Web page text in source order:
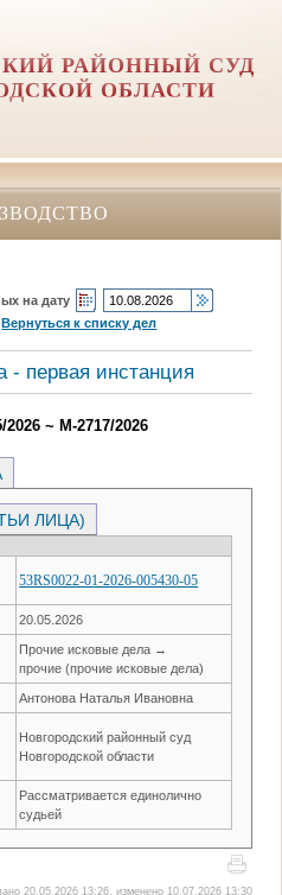
РАЙОННЫЙ СУД
ОБЛАСТИ
на дату
Вернуться к списку дел
- первая инстанция
~ М-2717/2026
ЛИЦА)
53RS0022-01-2026-005430-05
20.05.2026
Прочие исковые дела →
прочие (прочие исковые дела)
Антонова Наталья Ивановна
Новгородский районный суд
Новгородской области
Рассматривается единолично
судьей
20.05.2026 13:26, изменено 10.07.2026 13:30